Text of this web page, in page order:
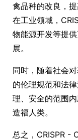
禽品种的改良，
在工业领域，
物能源开发等提
展。
同时，随着社会
的伦理规范和法
理、安全的范围
造福人类。
总之，CRISPR -